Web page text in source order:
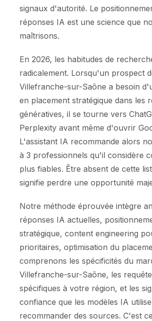
signaux d'autorité. Le
réponses IA est une science que
maîtrisons.
En 2026, les habitudes de
radicalement. Lorsqu'un prospect
Villefranche-sur-Saône a besoin
en placement stratégique dans les
génératives, il se tourne vers
Perplexity avant même d'ouvrir
L'assistant IA recommande alors
à 3 professionnels qu'il considère
plus fiables. Être absent de cette
signifie perdre une opportunité
Notre méthode éprouvée intègre
réponses IA actuelles,
stratégique, content engineering
prioritaires, optimisation du
comprenons les spécificités du
Villefranche-sur-Saône, les
spécifiques à votre région, et les
confiance que les modèles IA
recommander des sources. C'est